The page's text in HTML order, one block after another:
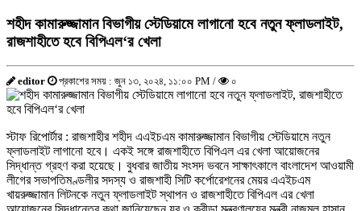
শহীদ কামারুজ্জামান বিভাগীয় স্টেডিয়ামে লাগানো হবে নতুন ফ্লাডলাইট,
রাজশাহীতে হবে বিপিএল‘র খেলা
editor প্রকাশের সময় : জুন ১৩, ২০২৪, ১১:০০ PM / ০
স্টাফ রিপোর্টার : রাজশাহীর শহীদ এএইচএম কামারুজ্জামান বিভাগীয় স্টেডিয়ামে নতুন
ফ্লাডলাইট লাগানো হবে। একই সঙ্গে রাজশাহীতে বিপিএল এর খেলা আয়োজনের
সিদ্ধান্ত গ্রহণ করা হয়েছে। বুধবার জাতীয় সংসদ ভবনে সাক্ষাৎকালে বাংলাদেশ আওয়ামী
লীগের সভাপতিমণ্ডলীর সদস্য ও রাজশাহী সিটি কর্পোরেশনের মেয়র এএইচএম
খায়রুজ্জামান লিটনকে নতুন ফ্লাডলাইট স্থাপন ও রাজশাহীতে বিপিএল এর খেলা